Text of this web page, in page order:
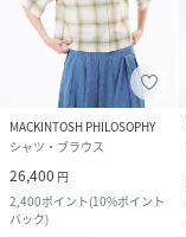
MACKINTOSH PHILOSOPHY
シャツ・ブラウス
26,400 円
2,400ポイント(10%ポイント
バック)